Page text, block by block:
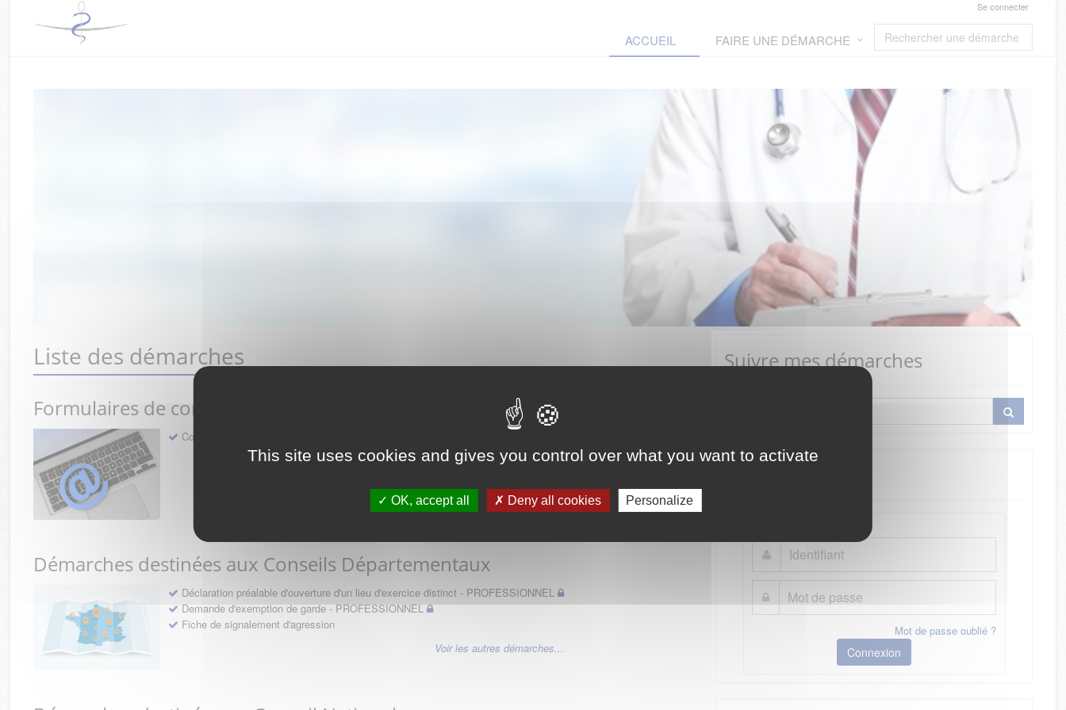
This site uses cookies and gives you control over what you want to activate
OK, accept all Deny all cookies Personalize
Se connecter
ACCUEIL FAIRE UNE DÉMARCHE
Liste des démarches
Formulaires de contact avec l'Ordre des Médecins
Contact
Démarches destinées aux Conseils Départementaux
Déclaration préalable d'ouverture d'un lieu d'exercice distinct - PROFESSIONNEL
Demande d'exemption de garde - PROFESSIONNEL
Fiche de signalement d'agression
Voir les autres démarches...
Suivre mes démarches
Mot de passe oublié ?
Connexion